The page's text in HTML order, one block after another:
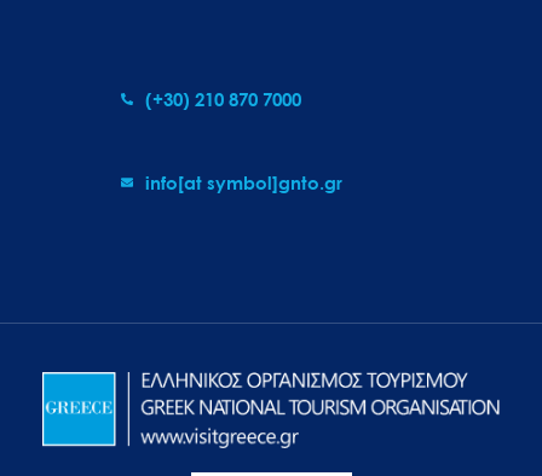
(+30) 210 870 7000
info[at symbol]gnto.gr